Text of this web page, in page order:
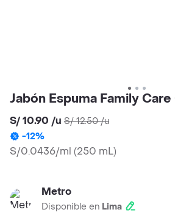
Jabón Espuma Family
S/ 10.90 /u S/ 12.50/u
-12%
S/0.0436/ml (250 mL)
Metro
Disponible en Lima